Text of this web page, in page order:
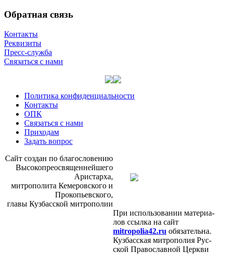
Обратная связь
Контакты
Реквизиты
Пресс-служба
Связаться с нами
Политика конфиденциальности
Контакты
ОПК
Связаться с нами
Приходам
Задать вопрос
Сайт со­здан по бла­го­сло­ве­нию
Вы­со­ко­прео­свя­щен­ней­ше­го
Ари­стар­ха,
мит­ро­по­ли­та Ке­ме­ров­ско­го и
Про­ко­пьев­ско­го,
гла­вы Куз­бас­ской мит­ро­по­лии
При ис­поль­зо­ва­нии ма­те­ри­а­
лов ссыл­ка на сайт
mitropolia42.ru обя­за­тель­на.
Куз­бас­ская мит­ро­по­лия Рус­
ской Пра­во­слав­ной Церк­ви